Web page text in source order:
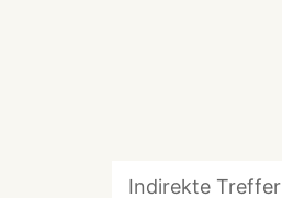
Indirekte Treffer